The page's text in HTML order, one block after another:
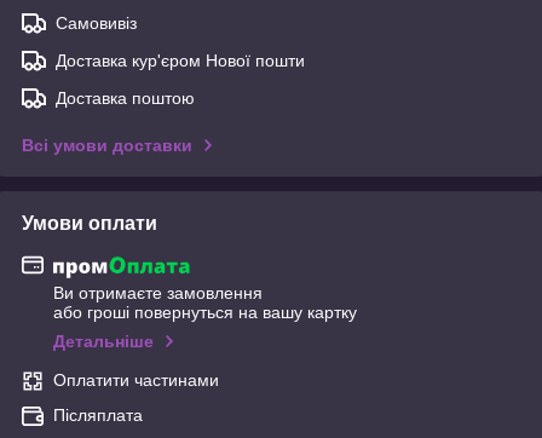
Самовивіз
Доставка кур'єром Нової пошти
Доставка поштою
Всі умови доставки
Умови оплати
Ви отримаєте замовлення
або гроші повернуться на вашу картку
Детальніше
Оплатити частинами
Післяплата